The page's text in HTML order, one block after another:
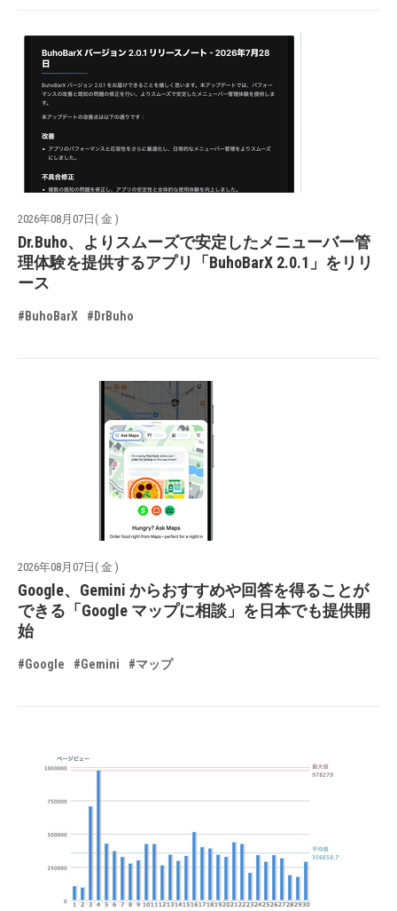
2026年08月07日( 金 )
Dr.Buho、よりスムーズで安定したメニューバー管
理体験を提供するアプリ「BuhoBarX 2.0.1」をリリ
ース
#BuhoBarX #DrBuho
2026年08月07日( 金 )
Google、Gemini からおすすめや回答を得ることが
できる「Google マップに相談」を日本でも提供開
始
#Google #Gemini #マップ